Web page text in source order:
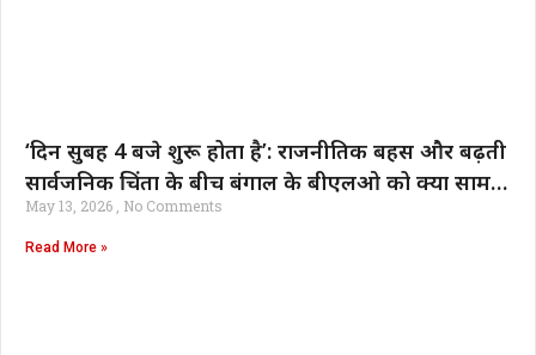
‘दिन सुबह 4 बजे शुरू होता है’: राजनीतिक बहस और बढ़ती
सार्वजनिक चिंता के बीच बंगाल के बीएलओ को क्या सामना
करना पड़ता है | भारत समाचार
May 13, 2026 No Comments
Read More »